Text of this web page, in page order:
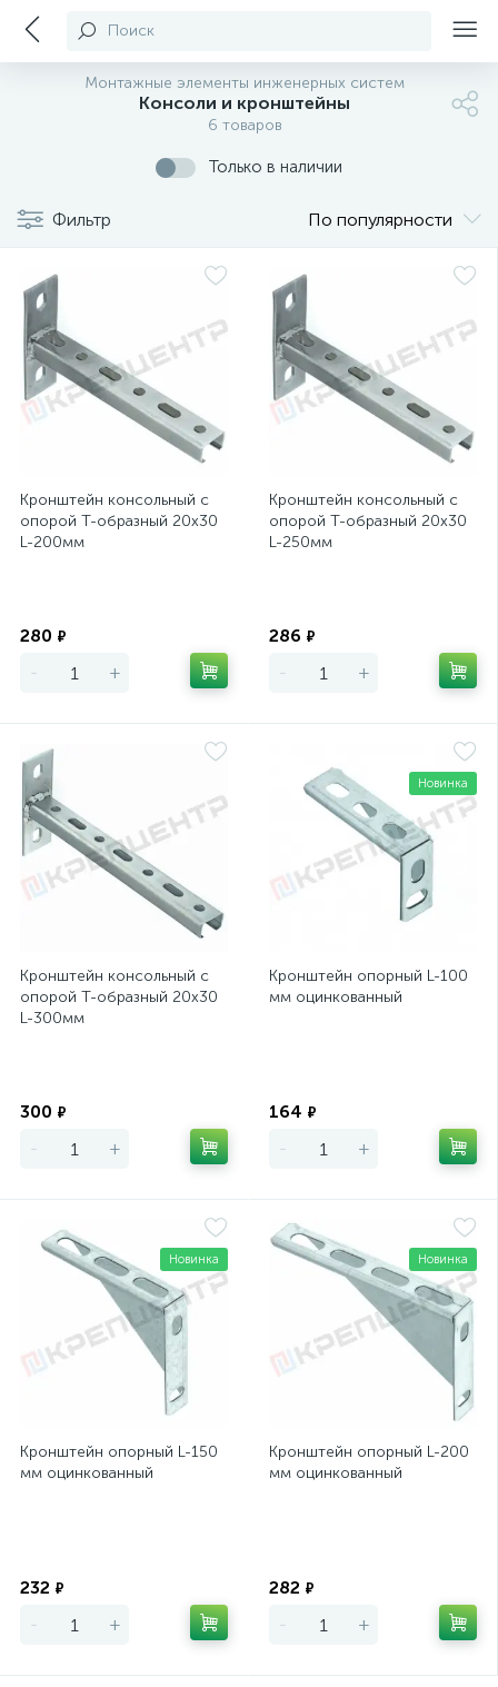
Поиск
Монтажные элементы инженерных систем
Консоли и кронштейны
6 товаров
Только в наличии
Фильтр По популярности
Кронштейн консольный с
опорой Т-образный 20х30
L-200мм
280 ₽
- +
Кронштейн консольный с
опорой Т-образный 20х30
L-250мм
286 ₽
- +
Кронштейн консольный с
опорой Т-образный 20х30
L-300мм
300 ₽
- +
Новинка
Кронштейн опорный L-100
мм оцинкованный
164 ₽
- +
Новинка
Кронштейн опорный L-150
мм оцинкованный
232 ₽
- +
Новинка
Кронштейн опорный L-200
мм оцинкованный
282 ₽
- +